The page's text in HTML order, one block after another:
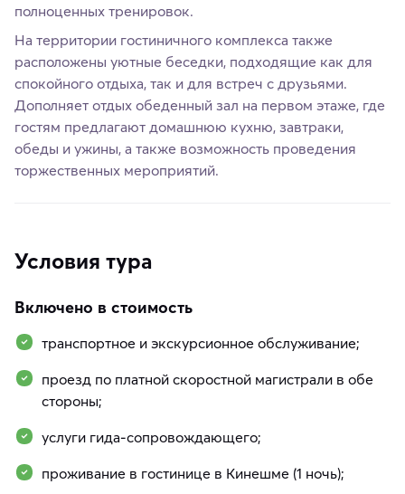
полноценных тренировок.
На территории гостиничного комплекса также
расположены уютные беседки, подходящие как для
спокойного отдыха, так и для встреч с друзьями.
Дополняет отдых обеденный зал на первом этаже, где
гостям предлагают домашнюю кухню, завтраки,
обеды и ужины, а также возможность проведения
торжественных мероприятий.
Условия тура
Включено в стоимость
транспортное и экскурсионное обслуживание;
проезд по платной скоростной магистрали в обе
стороны;
услуги гида-сопровождающего;
проживание в гостинице в Кинешме (1 ночь);